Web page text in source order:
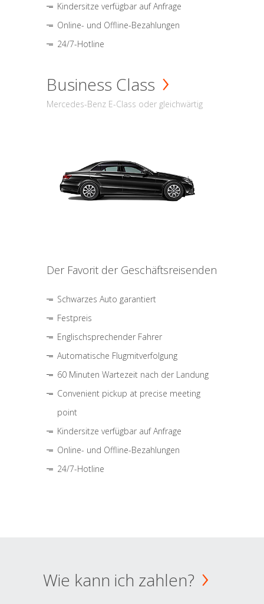
Kindersitze verfügbar auf Anfrage
Online- und Offline-Bezahlungen
24/7-Hotline
Business Class
Mercedes-Benz E-Class oder gleichwärtig
Der Favorit der Geschäftsreisenden
Schwarzes Auto garantiert
Festpreis
Englischsprechender Fahrer
Automatische Flugmitverfolgung
60 Minuten Wartezeit nach der Landung
Convenient pickup at precise meeting
point
Kindersitze verfügbar auf Anfrage
Online- und Offline-Bezahlungen
24/7-Hotline
Wie kann ich zahlen?